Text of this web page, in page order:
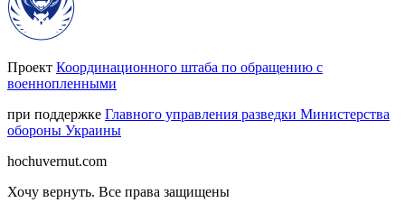
Проект Координационного штаба по обращению с
военнопленными
при поддержке Главного управления разведки Министерства
обороны Украины
hochuvernut.com
Хочу вернуть. Все права защищены